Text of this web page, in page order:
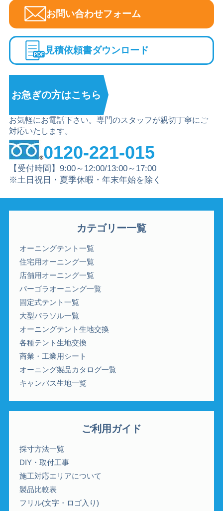
お問い合わせフォーム
見積依頼書ダウンロード
お急ぎの方はこちら
お気軽にお電話下さい。専門のスタッフが親切丁寧にご
対応いたします。
0120-221-015
【受付時間】9:00～12:00/13:00～17:00
※土日祝日・夏季休暇・年末年始を除く
カテゴリー一覧
オーニングテント一覧
住宅用オーニング一覧
店舗用オーニング一覧
パーゴラオーニング一覧
固定式テント一覧
大型パラソル一覧
オーニングテント生地交換
各種テント生地交換
商業・工業用シート
オーニング製品カタログ一覧
キャンバス生地一覧
ご利用ガイド
採寸方法一覧
DIY・取付工事
施工対応エリアについて
製品比較表
フリル(文字・ロゴ入り)